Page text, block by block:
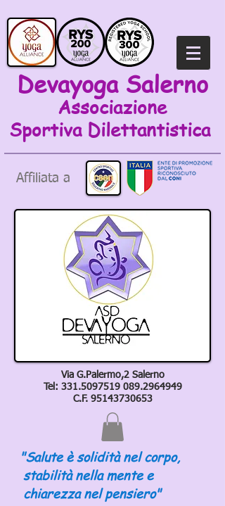
Devayoga Salerno
Associazione
Sportiva Dilettantistica
Affiliata a
Via G.Palermo,2 Salerno
Tel: 331.5097519 089.2964949
C.F. 95143730653
"Salute è solidità nel corpo,
stabilità nella mente e
chiarezza nel pensiero"